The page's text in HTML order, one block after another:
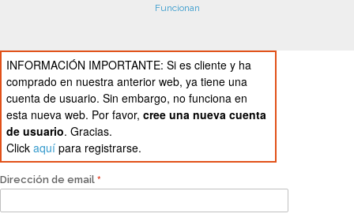
Funcionan
INFORMACIÓN IMPORTANTE: Si es cliente y ha
comprado en nuestra anterior web, ya tiene una
cuenta de usuario. Sin embargo, no funciona en
esta nueva web. Por favor, cree una nueva cuenta
de usuario. Gracias.
Click aquí para registrarse.
Dirección de email